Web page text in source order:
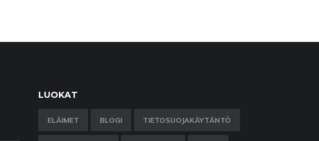
LUOKAT
ELÄIMET BLOGI TIETOSUOJAKÄYTÄNTÖ